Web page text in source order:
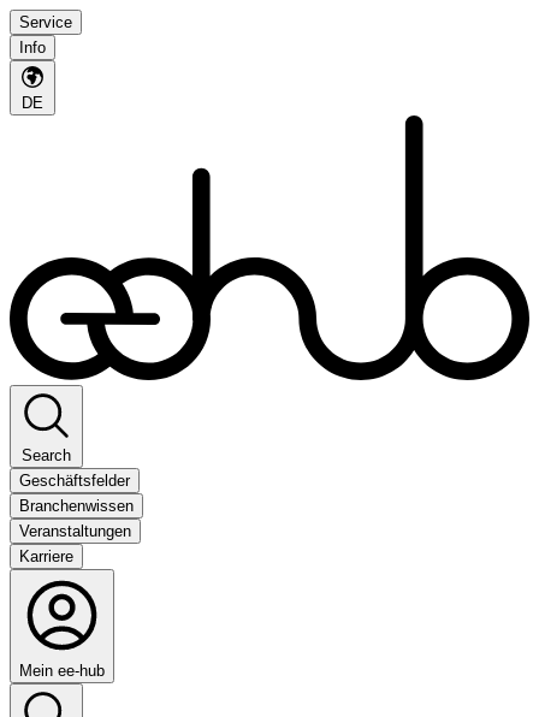
Service
Info
DE
Search
Geschäftsfelder
Branchenwissen
Veranstaltungen
Karriere
Mein ee-hub